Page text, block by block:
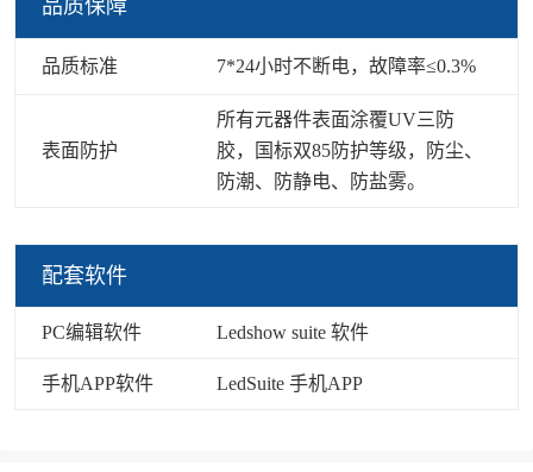
品质保障
品质标准 7*24小时不断电，故障率≤0.3%
表面防护
所有元器件表面涂覆UV三防
胶，国标双85防护等级，防尘、
防潮、防静电、防盐雾。
配套软件
PC编辑软件 Ledshow suite 软件
手机APP软件 LedSuite 手机APP